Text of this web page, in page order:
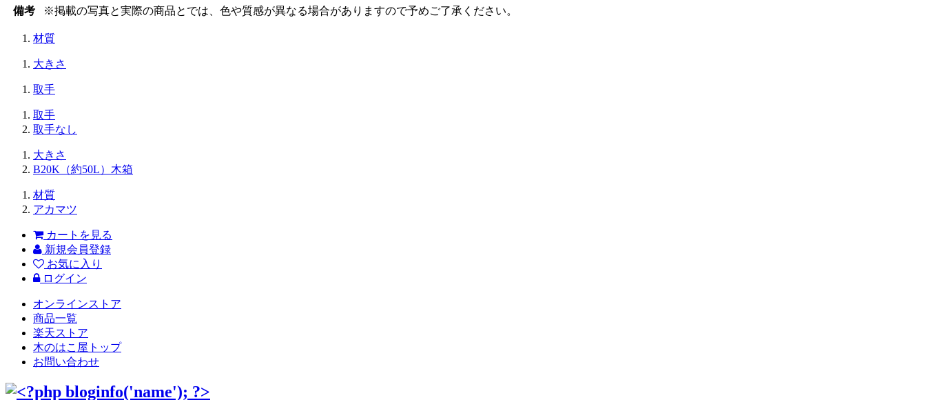
備考
※掲載の写真と実際の商品とでは、色や質感が異なる場合がありますので予めご了承ください。
材質
大きさ
取手
取手
取手なし
大きさ
B20K（約50L）木箱
材質
アカマツ
カートを見る
新規会員登録
お気に入り
ログイン
オンラインストア
商品一覧
楽天ストア
木のはこ屋トップ
お問い合わせ